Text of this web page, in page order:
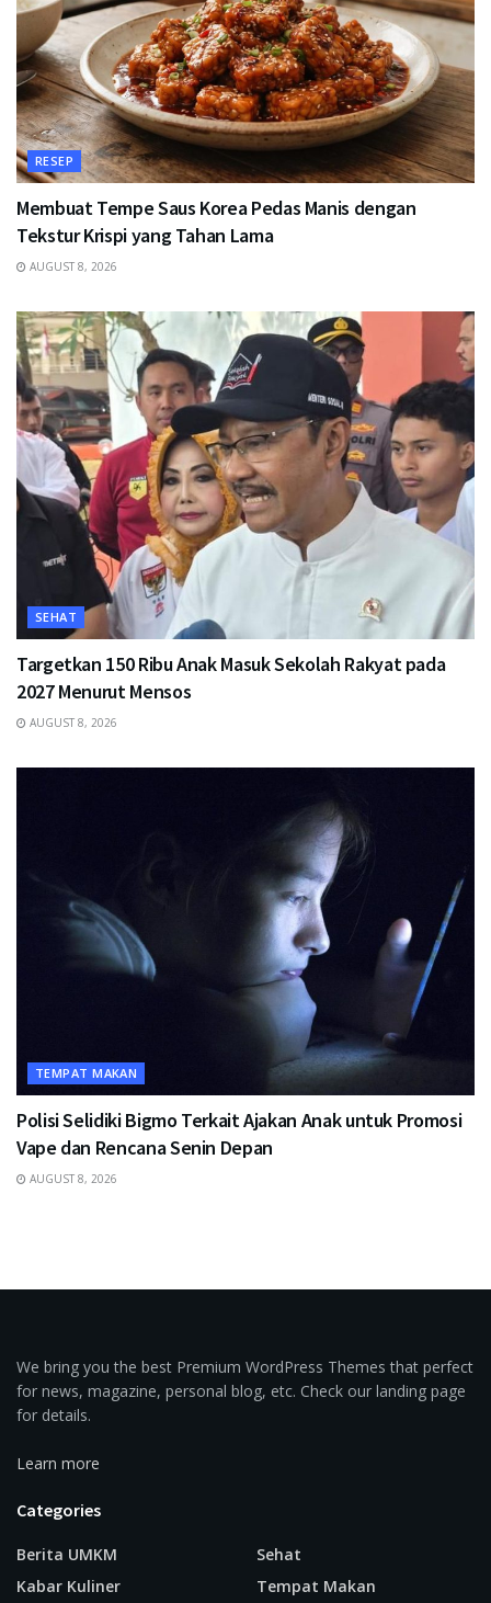
RESEP
Membuat Tempe Saus Korea Pedas Manis dengan
Tekstur Krispi yang Tahan Lama
AUGUST 8, 2026
SEHAT
Targetkan 150 Ribu Anak Masuk Sekolah Rakyat pada
2027 Menurut Mensos
AUGUST 8, 2026
TEMPAT MAKAN
Polisi Selidiki Bigmo Terkait Ajakan Anak untuk Promosi
Vape dan Rencana Senin Depan
AUGUST 8, 2026
We bring you the best Premium WordPress Themes that perfect
for news, magazine, personal blog, etc. Check our landing page
for details.
Learn more
Categories
Berita UMKM
Kabar Kuliner
Sehat
Tempat Makan